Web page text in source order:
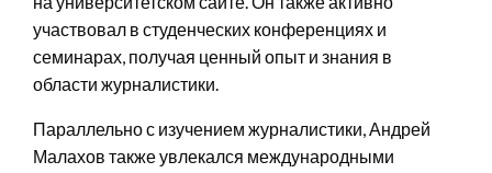
участвовал в студенческих конференциях и
семинарах, получая ценный опыт и знания в
области журналистики.
Параллельно с изучением журналистики, Андрей
Малахов также увлекался международными